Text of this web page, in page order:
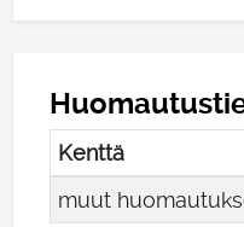
Kenttä
muut